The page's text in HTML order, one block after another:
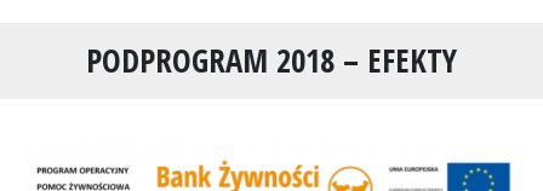
PODPROGRAM 2018 – EFEKTY